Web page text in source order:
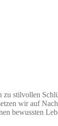
stilvollen
wir auf
bewussten